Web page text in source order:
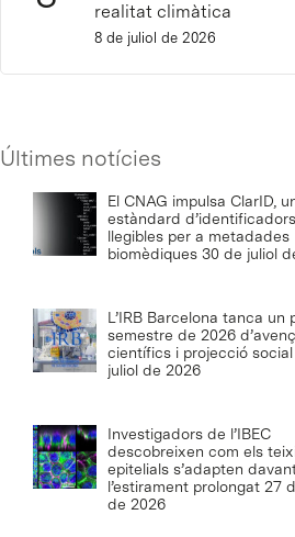
realitat climàtica
8 de juliol de 2026
Últimes notícies
El CNAG impulsa ClarID,
estàndard d’identificadors
llegibles per a metadades
biomèdiques 30 de juliol
L’IRB Barcelona tanca un
semestre de 2026
científics i projecció social
juliol de 2026
Investigadors de l’IBEC
descobreixen com els
epitelials s’adapten
l’estirament prolongat 27
de 2026